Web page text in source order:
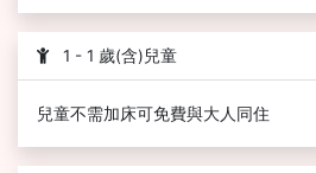
1 - 1 歲(含)兒童
兒童不需加床可免費與大人同住